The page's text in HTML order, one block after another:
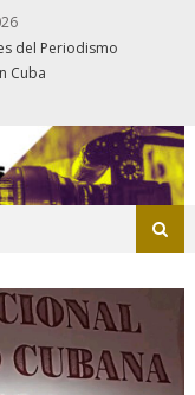
del Periodismo
Cuba